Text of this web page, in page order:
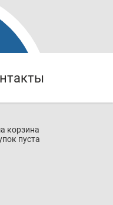
корзина
пуста